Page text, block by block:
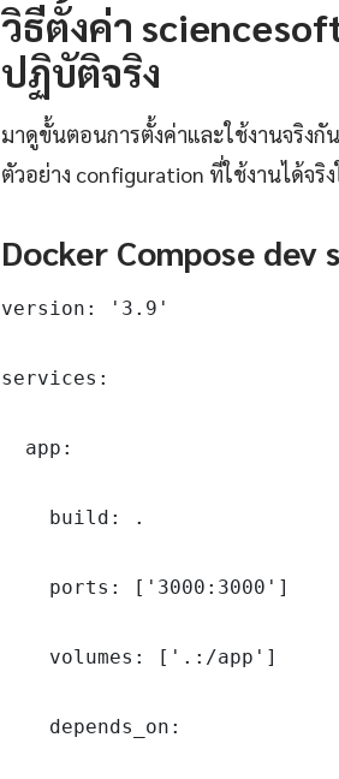
วิธีตั้งค่า
ปฏิบัติจริง
มาดูขั้นตอนการตั้งค่าและใช้งานจริงกั
ตัวอย่าง configuration ที่ใช้งานได้จริ
Docker Compose dev
version: '3.9'
services:
  app:
    build: .
    ports: ['3000:3000']
    volumes: ['.:/app']
    depends_on: